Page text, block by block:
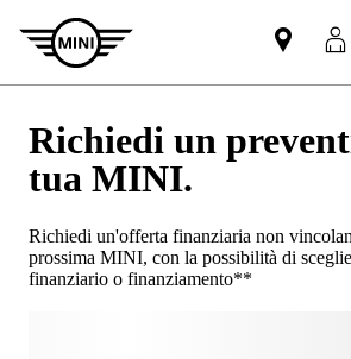
Richiedi un
tua MINI.
Richiedi un'offerta finanziaria non
prossima MINI, con la possibilità di
finanziario o finanziamento**